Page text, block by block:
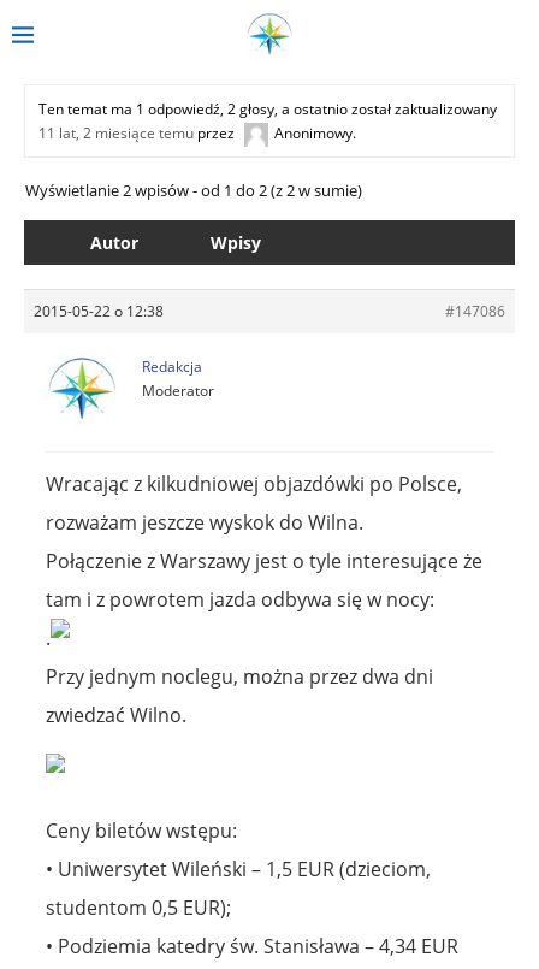
Ten temat ma 1 odpowiedź, 2 głosy, a ostatnio został zaktualizowany
11 lat, 2 miesiące temu przez Anonimowy.
Wyświetlanie 2 wpisów - od 1 do 2 (z 2 w sumie)
Autor Wpisy
2015-05-22 o 12:38 #147086
Redakcja
Moderator
Wracając z kilkudniowej objazdówki po Polsce,
rozważam jeszcze wyskok do Wilna.
Połączenie z Warszawy jest o tyle interesujące że
tam i z powrotem jazda odbywa się w nocy:
.
Przy jednym noclegu, można przez dwa dni
zwiedzać Wilno.
Ceny biletów wstępu:
• Uniwersytet Wileński – 1,5 EUR (dzieciom,
studentom 0,5 EUR);
• Podziemia katedry św. Stanisława – 4,34 EUR